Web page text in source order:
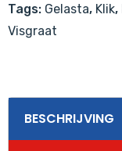
Natural
Oak
Tags: Gelasta, Klik,
Visgraat
BESCHRIJVING